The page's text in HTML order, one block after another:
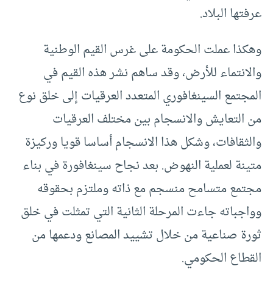
عرفتها البلاد.
وهكذا عملت الحكومة على غرس القيم الوطنية
والانتماء للأرض، وقد ساهم نشر هذه القيم في
المجتمع السينغافوري المتعدد العرقيات إلى خلق نوع
من التعايش والانسجام بين مختلف العرقيات
والثقافات، وشكل هذا الانسجام أساسا قويا وركيزة
متينة لعملية النهوض. بعد نجاح سينغافورة في بناء
مجتمع متسامح منسجم مع ذاته وملتزم بحقوقه
وواجباته جاءت المرحلة الثانية التي تمثلت في خلق
ثورة صناعية من خلال تشييد المصانع ودعمها من
القطاع الحكومي.